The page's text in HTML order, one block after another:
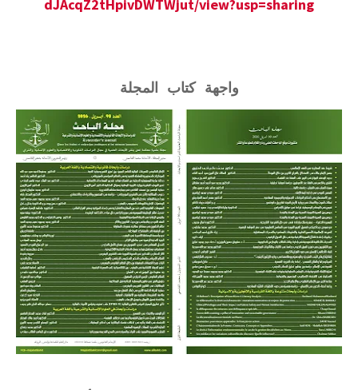
dJAcqZ2tHpivDWTWjut/view?usp=sharing
واجهة كتاب المجلة